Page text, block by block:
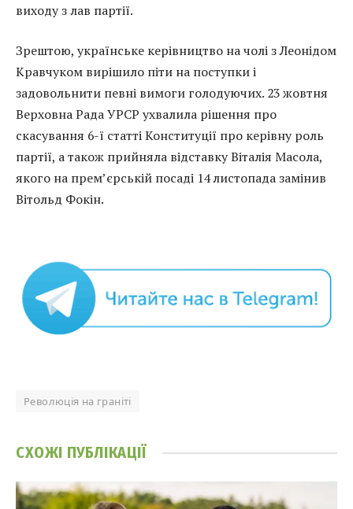
виходу з лав партії.
Зрештою, українське керівництво на чолі з Леонідом
Кравчуком вирішило піти на поступки і
задовольнити певні вимоги голодуючих. 23 жовтня
Верховна Рада УРСР ухвалила рішення про
скасування 6-ї статті Конституції про керівну роль
партії, а також прийняла відставку Віталія Масола,
якого на прем’єрській посаді 14 листопада замінив
Вітольд Фокін.
Революція на граніті
СХОЖІ ПУБЛІКАЦІЇ